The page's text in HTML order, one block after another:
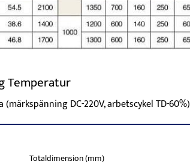
Temperatur
DC-220V, arbetscykel TD-60%)
Totaldimension (mm)